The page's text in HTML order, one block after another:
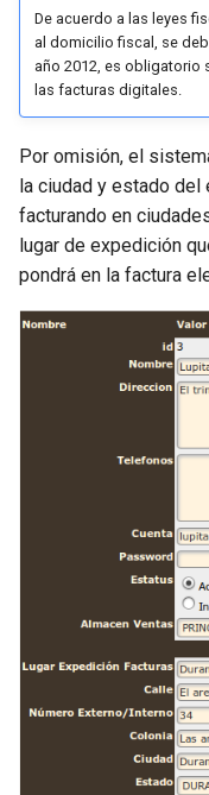
De acuerdo a las leyes
al domicilio fiscal, se
año 2012, es obligatorio
las facturas digitales.
Por omisión, el
la ciudad y estado
facturando en
lugar de expedición
pondrá en la factura